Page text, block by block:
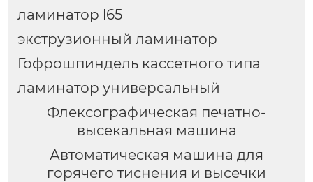
ламинатор l65
экструзионный ламинатор
Гофрошпиндель кассетного типа
ламинатор универсальный
Флексографическая печатно-
высекальная машина
Автоматическая машина для
горячего тиснения и высечки